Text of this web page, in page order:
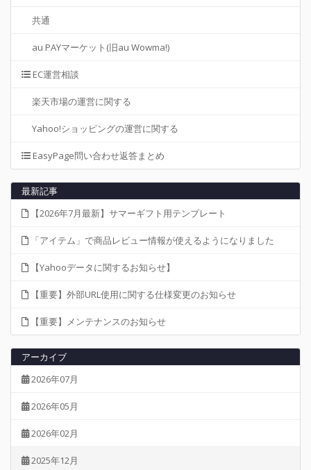
共通
au PAYマーケット(旧au Wowma!)
EC運営相談
楽天市場の運営に関する
Yahoo!ショッピングの運営に関する
EasyPage問い合わせ返答まとめ
最新記事
【2026年7月最新】サマーギフト用テンプレート
「アイテム」で商品レビュー情報が使えるようになりました
【Yahooデータに関するお知らせ】
【重要】外部URL使用に関する仕様変更のお知らせ
【重要】メンテナンスのお知らせ
アーカイブ
2026年07月
2026年05月
2026年02月
2025年12月